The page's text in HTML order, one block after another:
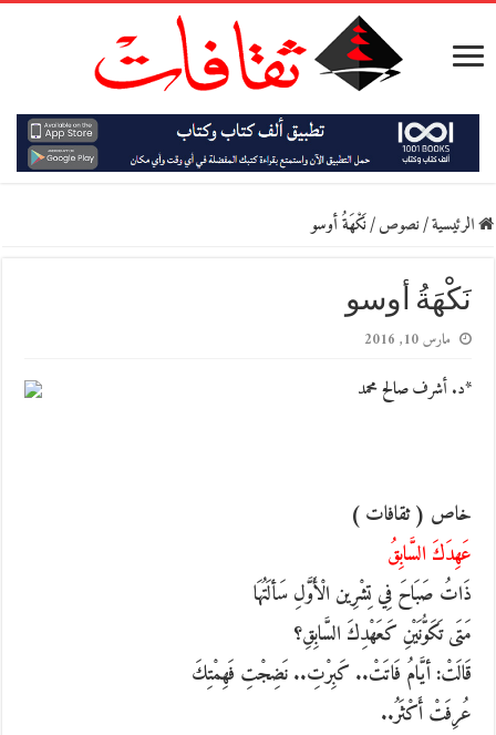
الرئيسية/نصوص/نَكْهَةُ أوسو
نَكْهَةُ أوسو
مارس 10, 2016
*د. أشرف صالح محمد
خاص ( ثقافات )
عَهِدَكَ السَّابِقُ
ذَاتُ صَبَاحَ فِي تِشْرِين الْأَوَّلِ سَألَتُهَا
مَتَى تَكَوُّنَيْنِ كَعَهْدِكَ السَّابِقِ؟
قَالَتْ: أيَّامُ فَاتَتْ.. كَبِرْتِ.. نَضِجْتِ فَهِمْتِكَ
عُرِفَتْ أَكْثَرُ..